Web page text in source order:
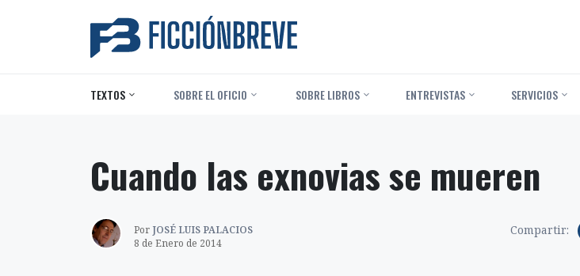
TEXTOS ‎ SOBRE EL OFICIO ‎ SOBRE LIBROS ENTREVISTAS SERVICIOS
Cuando las exnovias se mueren
Por JOSÉ LUIS PALACIOS
8 de Enero de 2014
Compartir: